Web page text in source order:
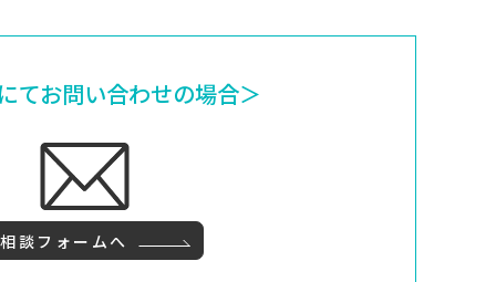
てお問い合わせの場合＞
談フォームへ